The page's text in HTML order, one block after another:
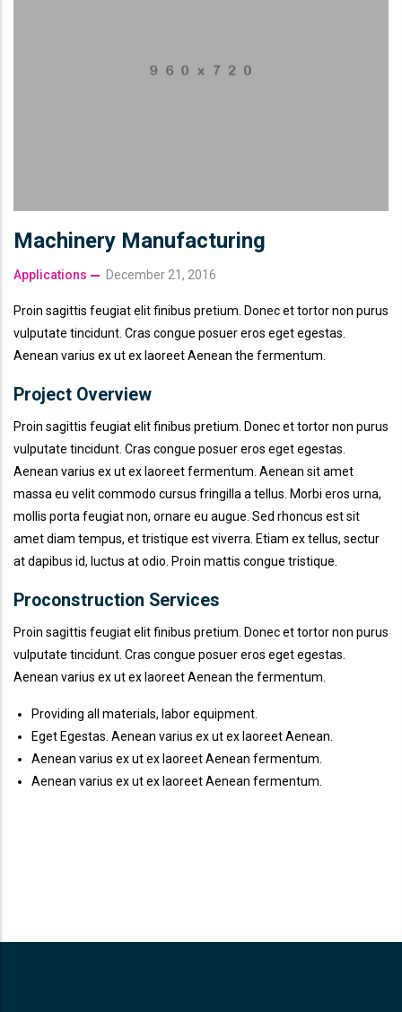
Machinery Manufacturing
Applications December 21, 2016
Proin sagittis feugiat elit finibus pretium. Donec et tortor non purus
vulputate tincidunt. Cras congue posuer eros eget egestas.
Aenean varius ex ut ex laoreet Aenean the fermentum.
Project Overview
Proin sagittis feugiat elit finibus pretium. Donec et tortor non purus
vulputate tincidunt. Cras congue posuer eros eget egestas.
Aenean varius ex ut ex laoreet fermentum. Aenean sit amet
massa eu velit commodo cursus fringilla a tellus. Morbi eros urna,
mollis porta feugiat non, ornare eu augue. Sed rhoncus est sit
amet diam tempus, et tristique est viverra. Etiam ex tellus, sectur
at dapibus id, luctus at odio. Proin mattis congue tristique.
Proconstruction Services
Proin sagittis feugiat elit finibus pretium. Donec et tortor non purus
vulputate tincidunt. Cras congue posuer eros eget egestas.
Aenean varius ex ut ex laoreet Aenean the fermentum.
Providing all materials, labor equipment.
Eget Egestas. Aenean varius ex ut ex laoreet Aenean.
Aenean varius ex ut ex laoreet Aenean fermentum.
Aenean varius ex ut ex laoreet Aenean fermentum.